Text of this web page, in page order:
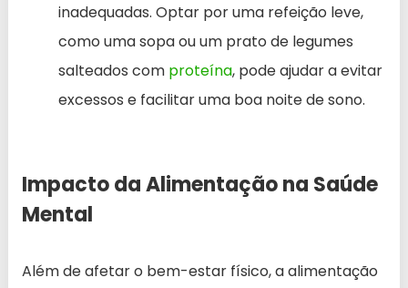
inadequadas. Optar por uma refeição leve,
como uma sopa ou um prato de legumes
salteados com proteína, pode ajudar a evitar
excessos e facilitar uma boa noite de sono.
Impacto da Alimentação na Saúde
Mental
Além de afetar o bem-estar físico, a alimentação